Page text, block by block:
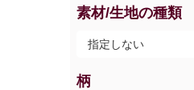
素材/生地の種類
柄